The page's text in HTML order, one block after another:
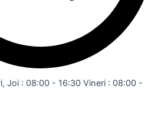
Joi : 08:00 - 16:30 Vineri : 08:00 -